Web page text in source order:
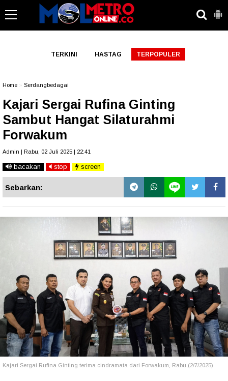
TERKINI HASTAG TERPOPULER
Home Serdangbedagai
Kajari Sergai Rufina Ginting
Sambut Hangat Silaturahmi
Forwakum
Admin | Rabu, 02 Juli 2025 | 22:41
bacakan stop screen
Sebarkan:
Kajari Sergai Rufina Ginting terima cindramata dari Forwakum, Rabu,(2/7/2025).